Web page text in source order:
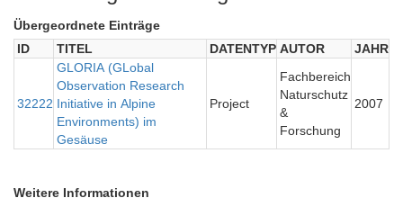
Übergeordnete Einträge
ID
TITEL DATENTYP AUTOR JAHR
32222
GLORIA (GLobal
Observation Research
Initiative in Alpine
Environments) im
Gesäuse
Project
Fachbereich
Naturschutz
&
Forschung
2007
Weitere Informationen